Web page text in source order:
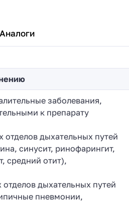
Аналоги
заболевания,
к препарату
дыхательных путей
синусит, ринофарингит,
средний отит),
дыхательных путей
пневмонии,